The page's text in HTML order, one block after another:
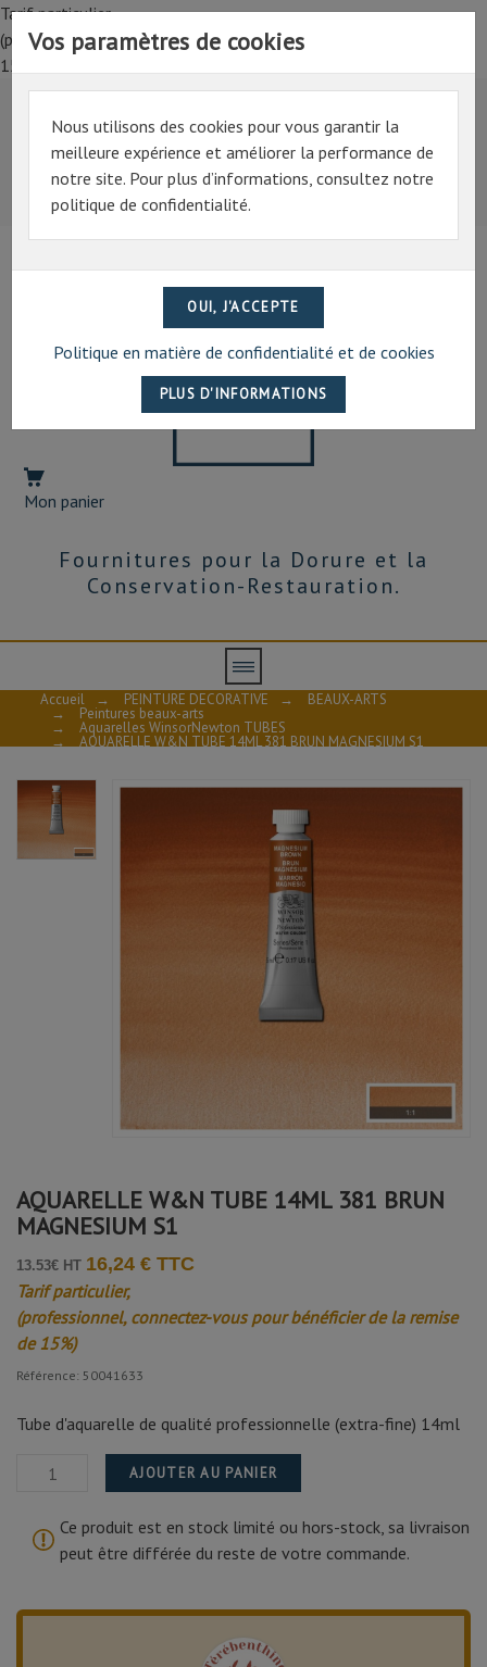
Tarif particulier,
(professionnel, connectez-vous pour bénéficier de la remise de
15%)
Tarif particulier,
(professionnel, connectez-vous pour bénéficier de la
remise de 15%)
07 69 94 13 47
Mon panier
Fournitures pour la Dorure et la
Conservation-Restauration.
Vos paramètres de cookies
Nous utilisons des cookies pour vous garantir la
meilleure expérience et améliorer la performance de
notre site. Pour plus d’informations, consultez notre
politique de confidentialité.
Politique en matière de confidentialité et de cookies
Accueil → PEINTURE DECORATIVE → BEAUX-ARTS
→ Peintures beaux-arts
→ Aquarelles WinsorNewton TUBES
→ AQUARELLE W&N TUBE 14ML 381 BRUN MAGNESIUM S1
AQUARELLE W&N TUBE 14ML 381 BRUN
MAGNESIUM S1
13.53€ HT 16,24 € TTC
Tarif particulier,
(professionnel, connectez-vous pour bénéficier de la remise
de 15%)
Référence: 50041633
Tube d'aquarelle de qualité professionnelle (extra-fine) 14ml
AJOUTER AU PANIER
Ce produit est en stock limité ou hors-stock, sa livraison
peut être différée du reste de votre commande.